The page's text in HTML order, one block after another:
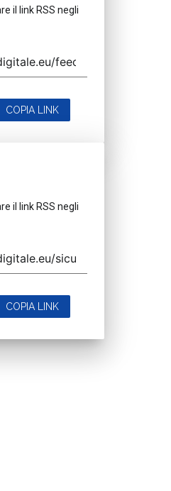
il link RSS negli
COPIA LINK
il link RSS negli
COPIA LINK